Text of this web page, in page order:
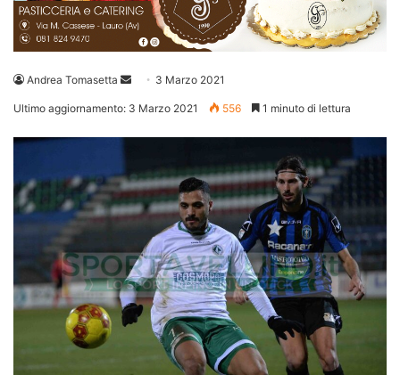
Andrea Tomasetta
Invia 3 Marzo 2021
Ultimo aggiornamento: 3 Marzo 2021 556 1 minuto di lettura